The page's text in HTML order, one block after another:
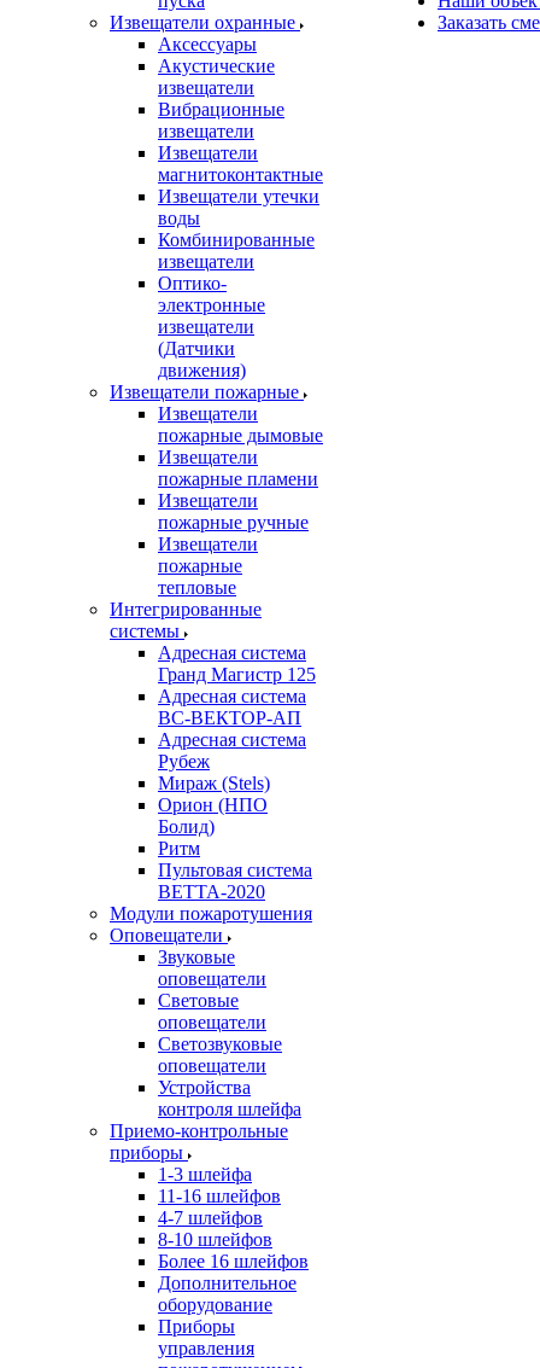
Извещатели охранные
Аксессуары
Акустические
извещатели
Вибрационные
извещатели
Извещатели
магнитоконтактные
Извещатели утечки
воды
Комбинированные
извещатели
Оптико-
электронные
извещатели
(Датчики
движения)
Извещатели пожарные
Извещатели
пожарные дымовые
Извещатели
пожарные пламени
Извещатели
пожарные ручные
Извещатели
пожарные
тепловые
Интегрированные
системы
Адресная система
Гранд Магистр 125
Адресная система
ВС-ВЕКТОР-АП
Адресная система
Рубеж
Мираж (Stels)
Орион (НПО
Болид)
Ритм
Пультовая система
ВЕТТА-2020
Модули пожаротушения
Оповещатели
Звуковые
оповещатели
Световые
оповещатели
Светозвуковые
оповещатели
Устройства
контроля шлейфа
Приемо-контрольные
приборы
1-3 шлейфа
11-16 шлейфов
4-7 шлейфов
8-10 шлейфов
Более 16 шлейфов
Дополнительное
оборудование
Приборы
управления
Заказать